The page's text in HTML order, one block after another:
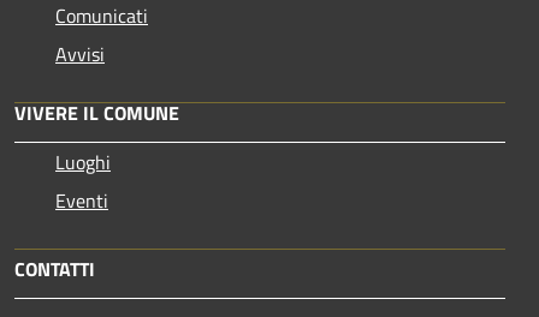
Comunicati
Avvisi
VIVERE IL COMUNE
Luoghi
Eventi
CONTATTI